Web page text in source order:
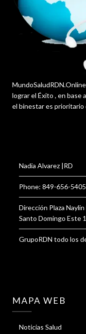
lograr el Éxito , en base
el binestar es prioritario
Nadia Alvarez |RD
Phone: 849-656-5405
Dirección Plaza
Santo Domingo Este
GrupoRDN todo los
MAPA WEB
Noticias Salud